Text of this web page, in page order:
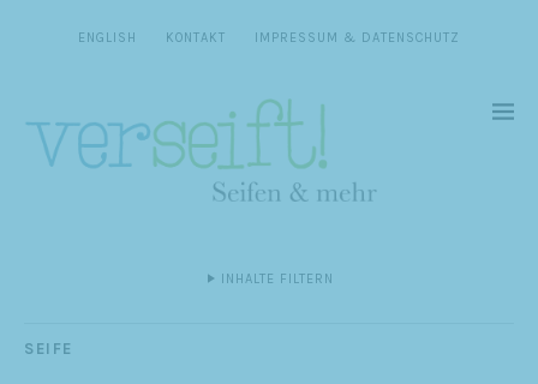
ENGLISH KONTAKT IMPRESSUM & DATENSCHUTZ
INHALTE FILTERN
SEIFE